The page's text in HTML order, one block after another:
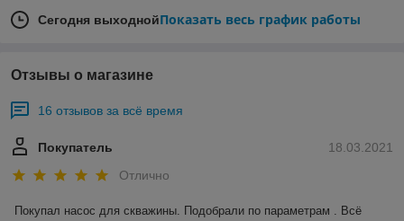
Сегодня выходнойПоказать весь график работы
Отзывы о магазине
16 отзывов за всё время
18.03.2021
Покупатель
Отлично
Покупал насос для скважины. Подобрали по параметрам . Всё